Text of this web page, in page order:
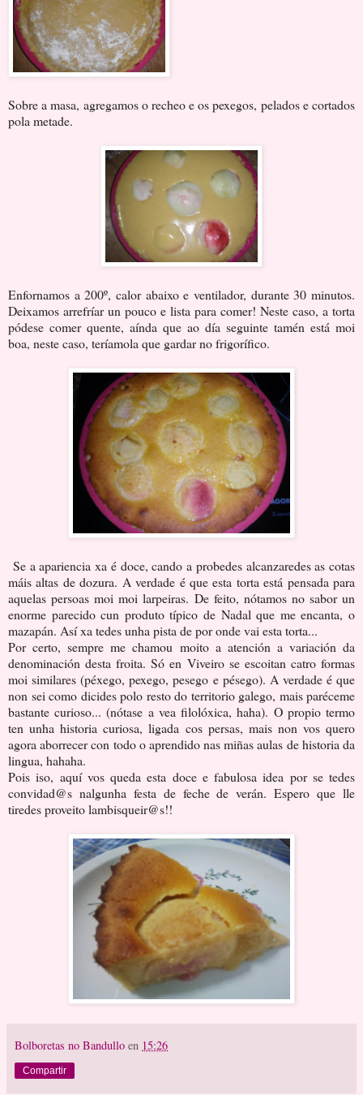
Sobre a masa, agregamos o recheo e os pexegos, pelados e cortados
pola metade.
Enfornamos a 200º, calor abaixo e ventilador, durante 30 minutos.
Deixamos arrefríar un pouco e lista para comer! Neste caso, a torta
pódese comer quente, aínda que ao día seguinte tamén está moi
boa, neste caso, teríamola que gardar no frigorífico.
Se a apariencia xa é doce, cando a probedes alcanzaredes as cotas
máis altas de dozura. A verdade é que esta torta está pensada para
aquelas persoas moi moi larpeiras. De feito, nótamos no sabor un
enorme parecido cun produto típico de Nadal que me encanta, o
mazapán. Así xa tedes unha pista de por onde vai esta torta...
Por certo, sempre me chamou moito a atención a variación da
denominación desta froita. Só en Viveiro se escoitan catro formas
moi similares (péxego, pexego, pesego e pésego). A verdade é que
non sei como dicides polo resto do territorio galego, mais paréceme
bastante curioso... (nótase a vea filolóxica, haha). O propio termo
ten unha historia curiosa, ligada cos persas, mais non vos quero
agora aborrecer con todo o aprendido nas miñas aulas de historia da
lingua, hahaha.
Pois iso, aquí vos queda esta doce e fabulosa idea por se tedes
convidad@s nalgunha festa de feche de verán. Espero que lle
tiredes proveito lambisqueir@s!!
Bolboretas no Bandullo en 15:26
Compartir